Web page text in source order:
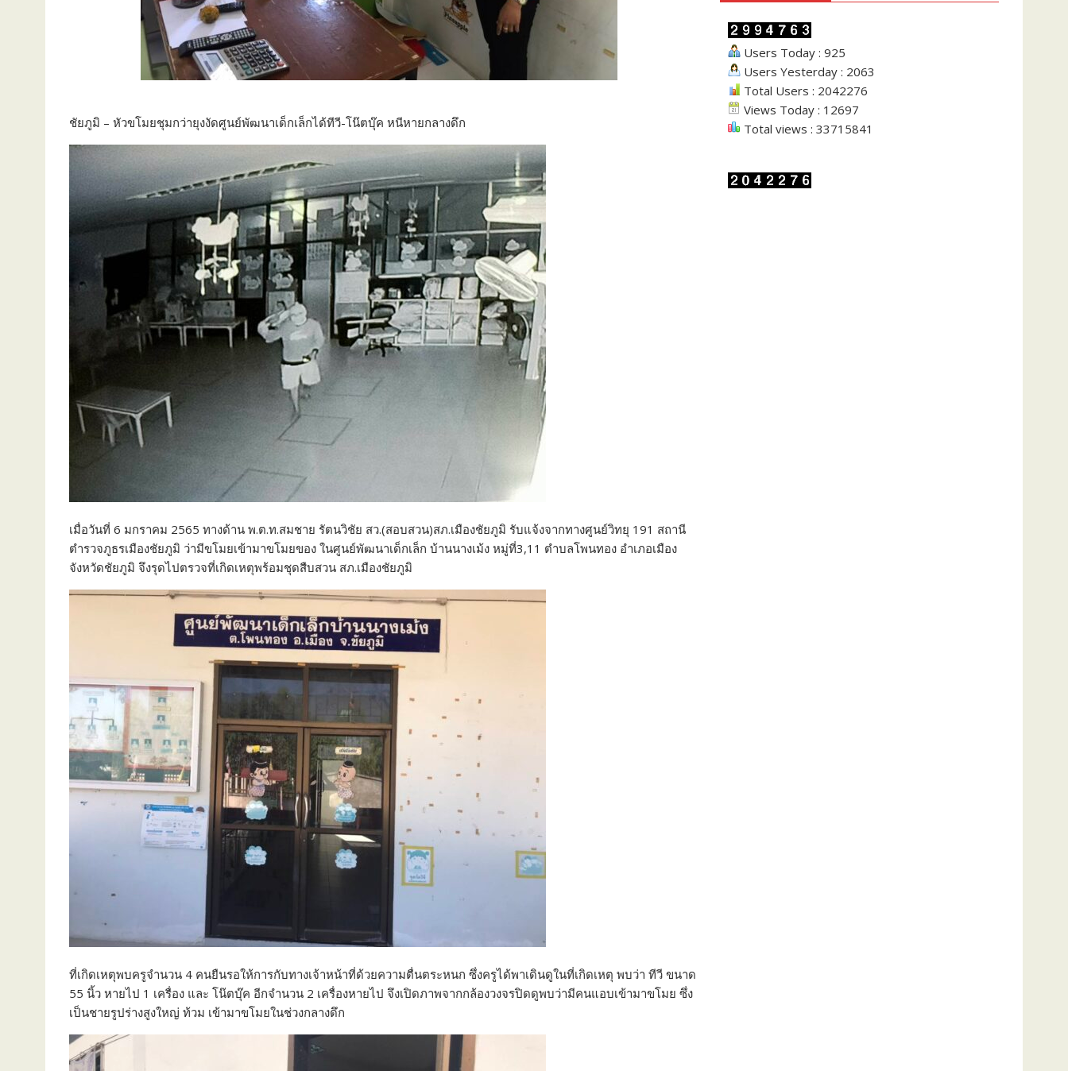
ชัยภูมิ – หัวขโมยชุมกว่ายุงงัดศูนย์พัฒนาเด็กเล็กได้ทีวี-โน๊ตบุ๊ค หนีหายกลางดึก
เมื่อวันที่ 6 มกราคม 2565 ทางด้าน พ.ต.ท.สมชาย รัตนวิชัย สว.(สอบสวน)สภ.เมืองชัยภูมิ รับแจ้งจากทางศูนย์วิทยุ 191 สถานี
ตำรวจภูธรเมืองชัยภูมิ ว่ามีขโมยเข้ามาขโมยของ ในศูนย์พัฒนาเด็กเล็ก บ้านนางเม้ง หมู่ที่3,11 ตำบลโพนทอง อำเภอเมือง
จังหวัดชัยภูมิ จึงรุดไปตรวจที่เกิดเหตุพร้อมชุดสืบสวน สภ.เมืองชัยภูมิ
ที่เกิดเหตุพบครูจำนวน 4 คนยืนรอให้การกับทางเจ้าหน้าที่ด้วยความตื่นตระหนก ซึ่งครูได้พาเดินดูในที่เกิดเหตุ พบว่า ทีวี ขนาด
55 นิ้ว หายไป 1 เครื่อง และ โน๊ตบุ๊ค อีกจำนวน 2 เครื่องหายไป จึงเปิดภาพจากกล้องวงจรปิดดูพบว่ามีคนแอบเข้ามาขโมย ซึ่ง
เป็นชายรูปร่างสูงใหญ่ ท้วม เข้ามาขโมยในช่วงกลางดึก
Users Today : 925
Users Yesterday : 2063
Total Users : 2042276
Views Today : 12697
Total views : 33715841